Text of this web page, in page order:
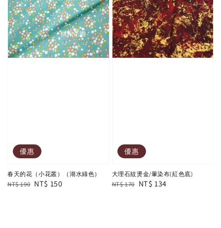
優惠
春天的花（小花叢）（湖水綠色）
Regular
NT$ 190 Sale
NT$ 150
優惠
大理石紋燙金/暈染布(紅色底)
Regular
NT$ 170 Sale
NT$ 134